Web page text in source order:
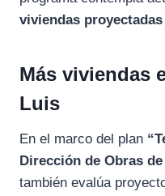
viviendas proyectadas
Más viviendas
Luis
En el marco del plan
Dirección de Obras
también evalúa